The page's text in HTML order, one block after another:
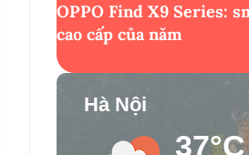
OPPO Find X9 Series:
cao cấp của năm
Hà Nội
37°C